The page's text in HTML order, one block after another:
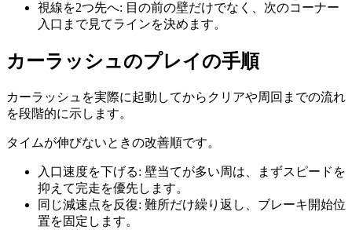
視線を2つ先へ: 目の前の壁だけでなく、次のコーナー
入口まで見てラインを決めます。
カーラッシュのプレイの手順
カーラッシュ を実際に起動してからクリアや周回までの流れ
を段階的に示します。
タイムが伸びないときの改善順です。
入口速度を下げる: 壁当てが多い周は、まずスピードを
抑えて完走を優先します。
同じ減速点を反復: 難所だけ繰り返し、ブレーキ開始位
置を固定します。